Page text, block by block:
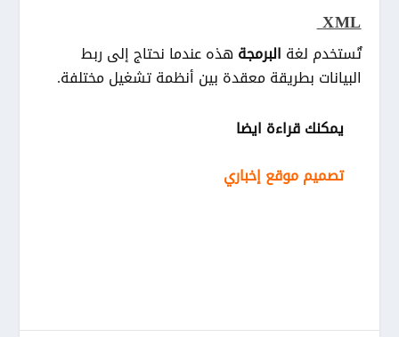
XML
تٌستخدم لغة البرمجة هذه عندما نحتاج إلى ربط
البيانات بطريقة معقدة بين أنظمة تشغيل مختلفة.
يمكنك قراءة ايضا
تصميم موقع إخباري